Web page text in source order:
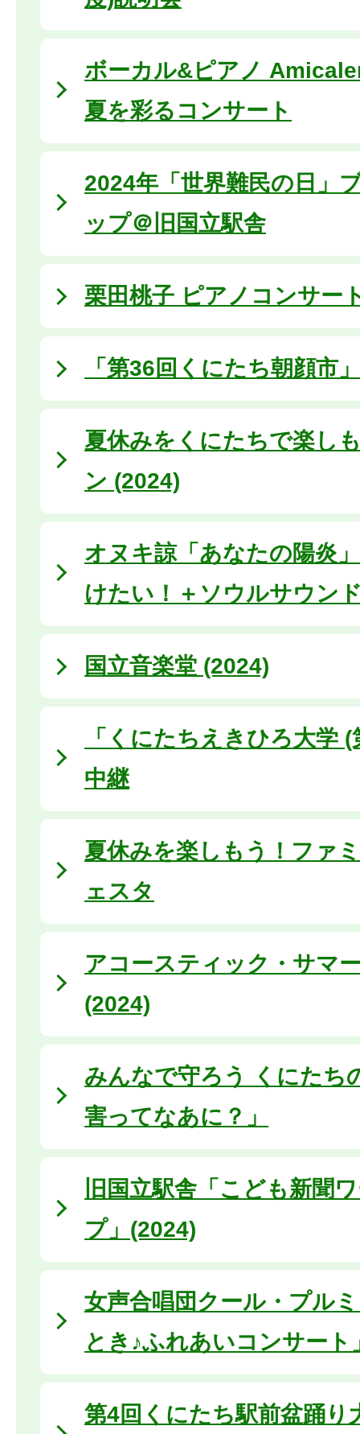
ボーカル&ピアノ
夏を彩るコンサート
2024年「世界難民の日」
ップ＠旧国立駅舎
栗田桃子 ピアノコンサー
「第36回くにたち朝顔市
夏休みをくにたちで楽し
ン (2024)
オヌキ諒「あなたの陽炎
けたい！＋ソウルサウン
国立音楽堂 (2024)
「くにたちえきひろ大学
中継
夏休みを楽しもう！ファ
ェスタ
アコースティック・サマ
(2024)
みんなで守ろう くにたち
害ってなあに？」
旧国立駅舎「こども新聞
プ」(2024)
女声合唱団クール・プル
とき♪ふれあいコンサート
第4回くにたち駅前盆踊り